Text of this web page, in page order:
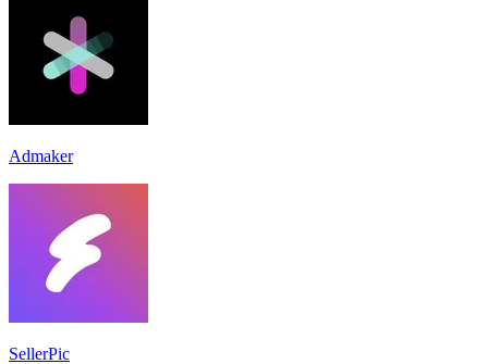
Admaker
SellerPic